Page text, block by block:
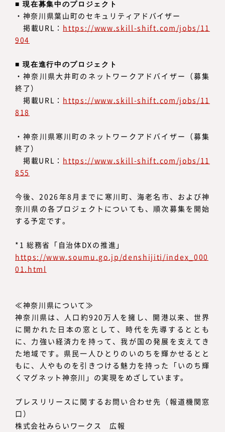
■ 現在募集中のプロジェクト
・神奈川県葉山町のセキュリティアドバイザー
掲載URL： https://www.skill-shift.com/jobs/11
904
■ 現在進行中のプロジェクト
・神奈川県大井町のネットワークアドバイザー（募集
終了）
掲載URL： https://www.skill-shift.com/jobs/11
818
・神奈川県寒川町のネットワークアドバイザー（募集
終了）
掲載URL： https://www.skill-shift.com/jobs/11
855
今後、2026年8月までに寒川町、海老名市、および神
奈川県の各プロジェクトについても、順次募集を開始
する予定です。
*1 総務省「自治体DXの推進」
https://www.soumu.go.jp/denshijiti/index_000
01.html
≪神奈川県について≫
神奈川県は、人口約920万人を擁し、開港以来、世界
に開かれた日本の窓として、時代を先導するととも
に、力強い経済力を持って、我が国の発展を支えてき
た地域です。県民一人ひとりのいのちを輝かせるとと
もに、人やものを引きつける魅力を持った「いのち輝
くマグネット神奈川」の実現をめざしています。
プレスリリースに関するお問い合わせ先（報道機関窓
口）
株式会社みらいワークス 広報